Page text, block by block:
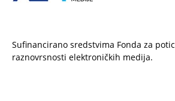
Sufinancirano sredstvima Fonda za
raznovrsnosti elektroničkih medija.